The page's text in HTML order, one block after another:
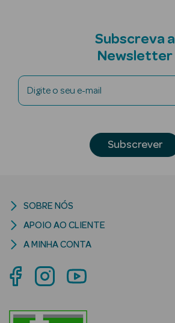
Ver Tudo
Colónia
Ver Tudo
Subscreva a
Newsletter
Digite o seu e-mail
Subscrever
SOBRE NÓS
APOIO AO CLIENTE
A MINHA CONTA